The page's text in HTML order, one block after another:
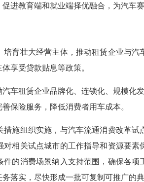
进教育端和就业端择优融合，为汽车
培育壮大经营主体，推动租赁企业与
享受贷款贴息等政策。
汽车租赁企业品牌化、连锁化、规模
保险服务，降低消费者用车成本。
施组织实施，与汽车流通消费改革
相关试点城市的工作指导和资源要
的消费场景纳入支持范围，确保各
落实，尽快形成一批可复制可推广的